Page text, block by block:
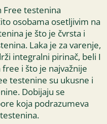
Free testenina
osobama osetljivim na
je što je čvrsta i
Laka je za varenje,
integralni pirinač, beli I
i što je najvažnije
testenine su ukusne i
Dobijaju se
koja podrazumeva